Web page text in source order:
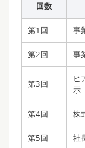
回数
第1回 事
第2回 事
第3回
ヒ
示
第4回 株
第5回 社